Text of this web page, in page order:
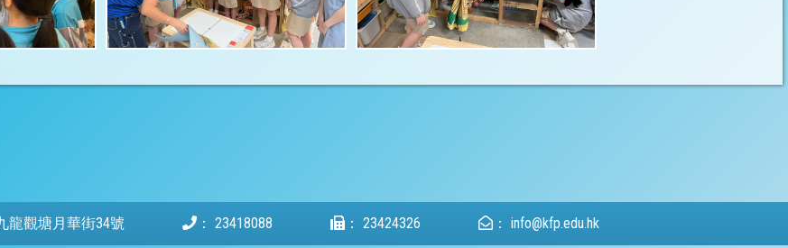
龍觀塘月華街34號 ： 23418088 ： 23424326 ： info@kfp.edu.hk